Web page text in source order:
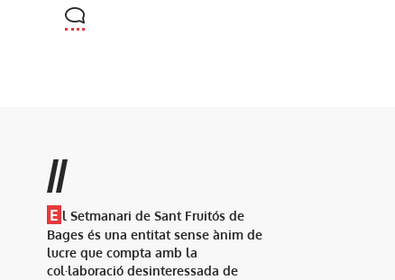
//
E l Setmanari de Sant Fruitós de
Bages és una entitat sense ànim de
lucre que compta amb la
col·laboració desinteressada de